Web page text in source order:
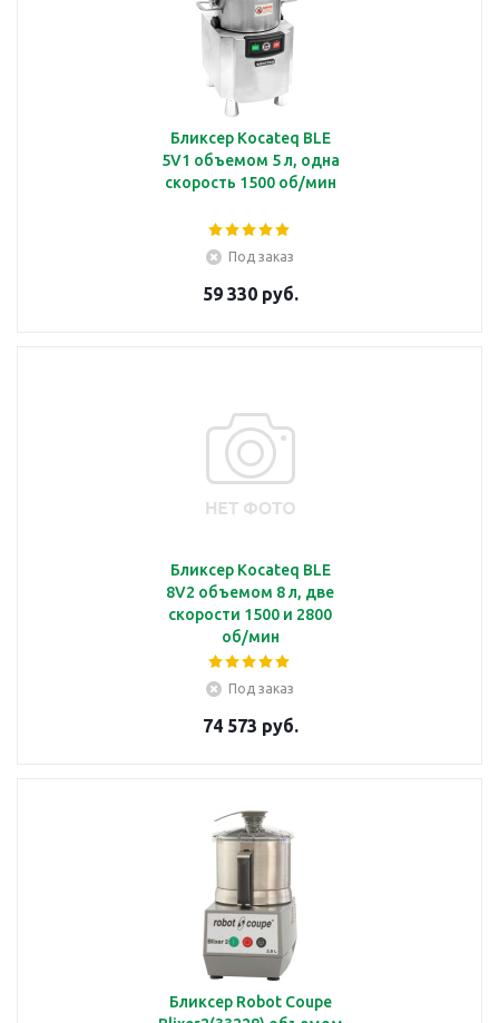
Бликсер Kocateq BLE
5V1 объемом 5 л, одна
скорость 1500 об/мин
Под заказ
59 330 руб.
Бликсер Kocateq BLE
8V2 объемом 8 л, две
скорости 1500 и 2800
об/мин
Под заказ
74 573 руб.
Бликсер Robot Coupe